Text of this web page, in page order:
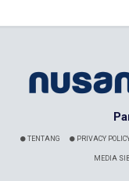
TENTANG PRIVACY
MEDIA